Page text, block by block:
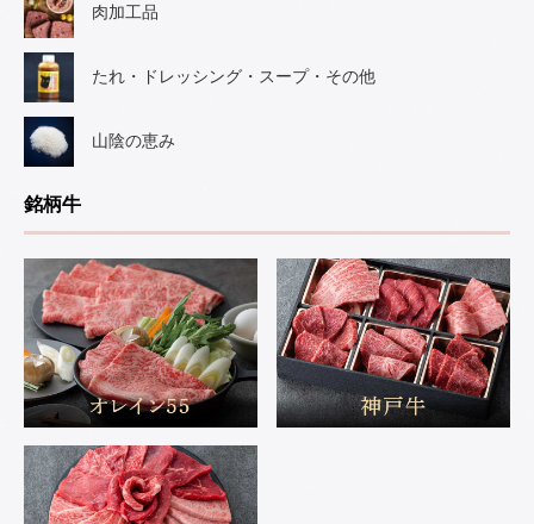
肉加工品
たれ・ドレッシング・スープ・その他
山陰の恵み
銘柄牛